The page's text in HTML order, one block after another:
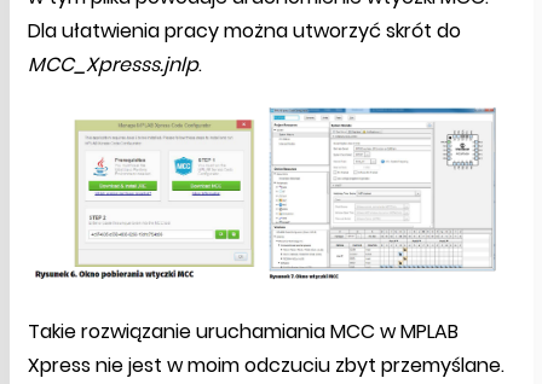
Dla ułatwienia pracy można utworzyć skrót do
MCC_Xpresss.jnlp.
Takie rozwiązanie uruchamiania MCC w MPLAB
Xpress nie jest w moim odczuciu zbyt przemyślane.